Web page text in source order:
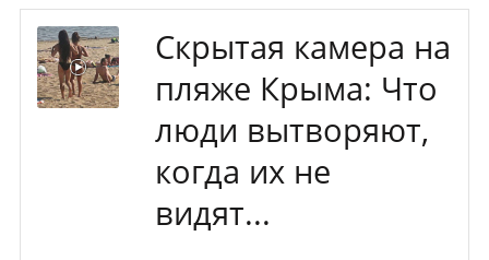
Скрытая камера на
пляже Крыма: Что
люди вытворяют,
когда их не
видят...